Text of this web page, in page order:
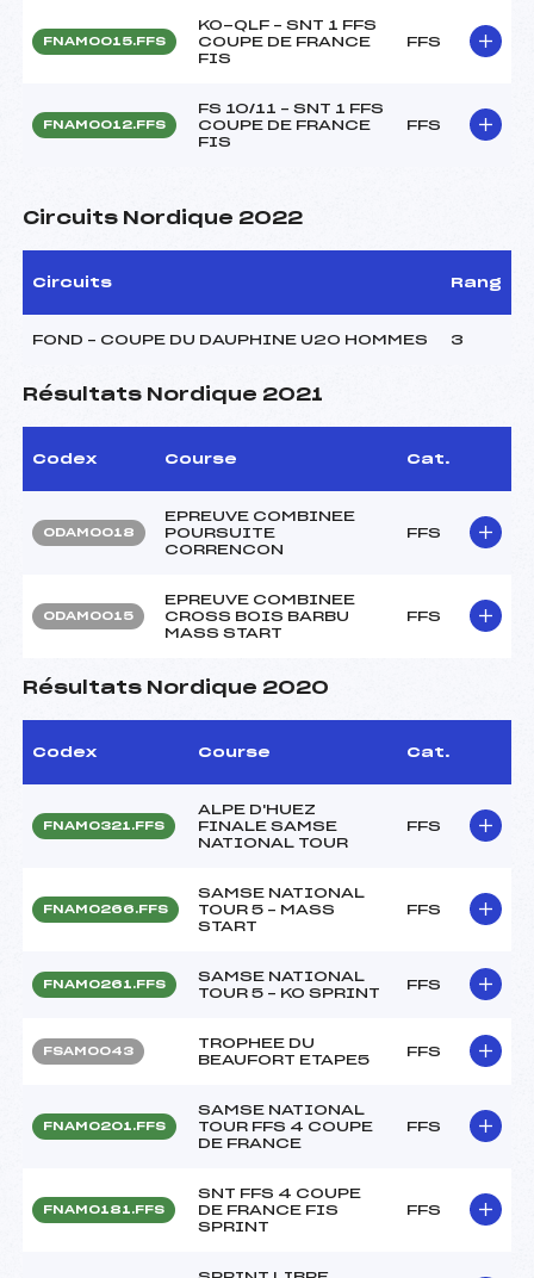
FNAM0015.FFS
KO-QLF – SNT 1 FFS
COUPE DE FRANCE
FIS
FFS
FNAM0012.FFS
FS 10/11 – SNT 1 FFS
COUPE DE FRANCE
FIS
FFS
Circuits Nordique 2022
Circuits Rang
FOND – COUPE DU DAUPHINE U20 HOMMES 3
Résultats Nordique 2021
Codex Course Cat.
ODAM0018
EPREUVE COMBINEE
POURSUITE
CORRENCON
FFS
ODAM0015
EPREUVE COMBINEE
CROSS BOIS BARBU
MASS START
FFS
Résultats Nordique 2020
Codex Course Cat.
FNAM0321.FFS
ALPE D'HUEZ
FINALE SAMSE
NATIONAL TOUR
FFS
FNAM0266.FFS
SAMSE NATIONAL
TOUR 5 – MASS
START
FFS
FNAM0261.FFS
SAMSE NATIONAL
TOUR 5 – KO SPRINT
FFS
FSAM0043
TROPHEE DU
BEAUFORT ETAPE5
FFS
FNAM0201.FFS
SAMSE NATIONAL
TOUR FFS 4 COUPE
DE FRANCE
FFS
FNAM0181.FFS
SNT FFS 4 COUPE
DE FRANCE FIS
SPRINT
FFS